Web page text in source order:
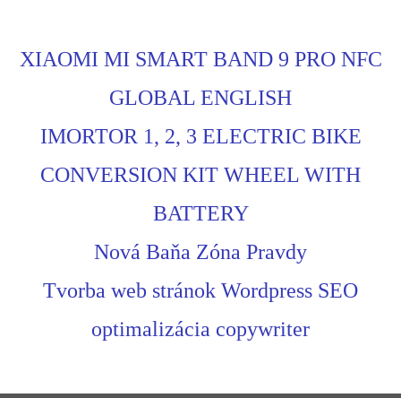
XIAOMI MI SMART BAND 9 PRO NFC
GLOBAL ENGLISH
IMORTOR 1, 2, 3 ELECTRIC BIKE
CONVERSION KIT WHEEL WITH
BATTERY
Nová Baňa Zóna Pravdy
Tvorba web stránok Wordpress SEO
optimalizácia copywriter